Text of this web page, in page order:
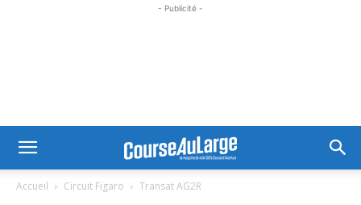
- Publicité -
Accueil Circuit Figaro Transat AG2R